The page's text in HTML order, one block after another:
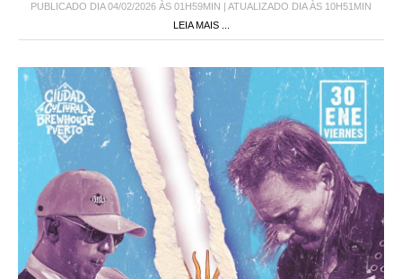
PUBLICADO DIA 04/02/2026 ÀS 01H59MIN | ATUALIZADO DIA ÀS 10H51MIN
LEIA MAIS ...